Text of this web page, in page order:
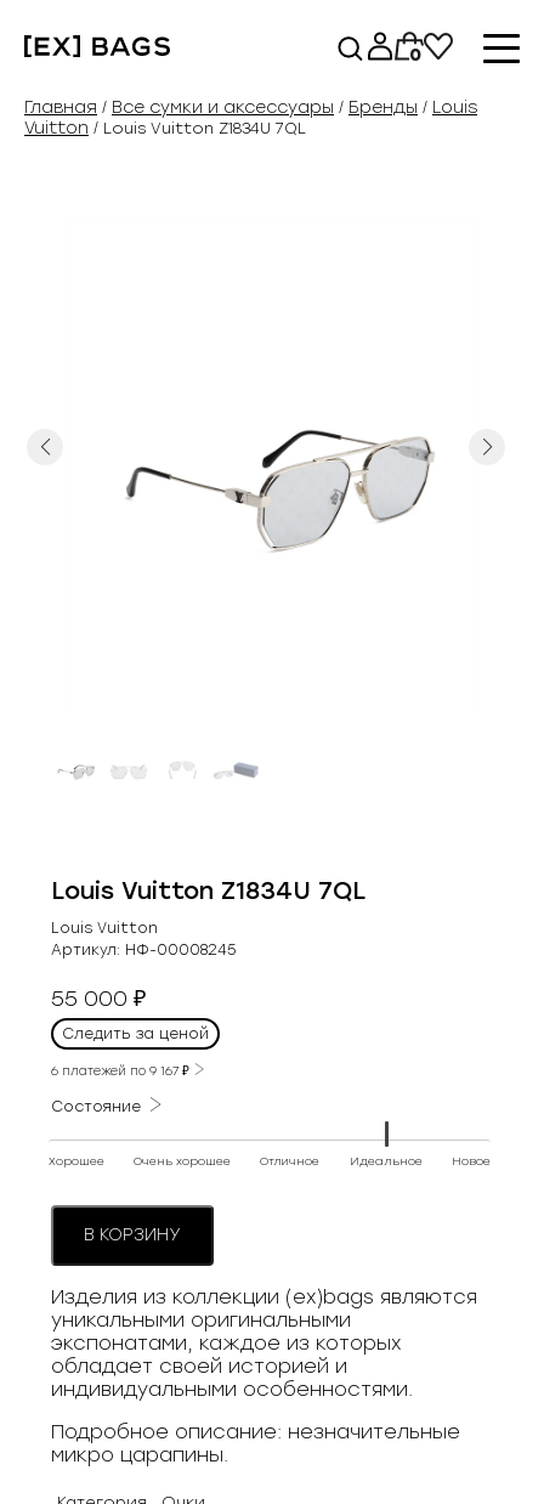
содержимому
0
Главная / Все сумки и аксессуары / Бренды / Louis
Vuitton / Louis Vuitton Z1834U 7QL
Previous Next
Louis Vuitton Z1834U 7QL
Louis Vuitton
Артикул: НФ-00008245
55 000₽
Следить за ценой
6 платежей по9 167₽
Состояние
Хорошее Очень хорошее Отличное Идеальное Новое
В КОРЗИНУ
Изделия из коллекции (ex)bags являются
уникальными оригинальными
экспонатами, каждое из которых
обладает своей историей и
индивидуальными особенностями.
Подробное описание: незначительные
микро царапины.